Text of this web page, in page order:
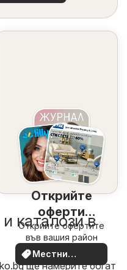
Открийте
оферти
наблизо
Открийте офертите
във вашия район
Местни
оферти
каталози в
ще намерите богат